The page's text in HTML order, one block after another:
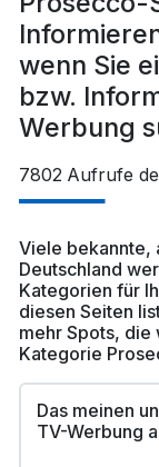
wenn Sie
bzw.
Werbung
7802 Aufrufe
Viele bekannte,
Deutschland
Kategorien für
diesen Seiten
mehr Spots, die
Kategorie
Das meinen
TV-Werbung